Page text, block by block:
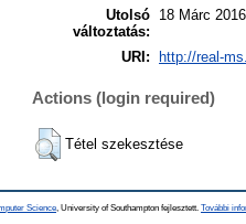
Utolsó
változtatás:
18 Márc
URI: http://real-
Actions (login required)
Tétel szekesztése
Science , University of Southampton fejlesztett. További